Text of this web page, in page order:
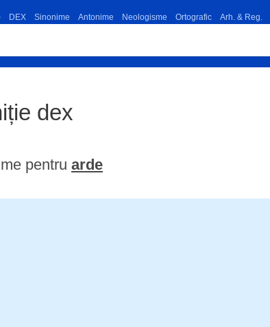
DEX Sinonime Antonime Neologisme Ortografic Arh. & Reg.
dex
pentru arde